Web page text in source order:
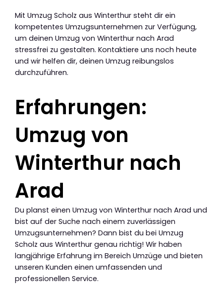
Mit Umzug Scholz aus Winterthur steht dir ein
kompetentes Umzugsunternehmen zur Verfügung,
um deinen Umzug von Winterthur nach Arad
stressfrei zu gestalten. Kontaktiere uns noch heute
und wir helfen dir, deinen Umzug reibungslos
durchzuführen.
Erfahrungen:
Umzug von
Winterthur nach
Arad
Du planst einen Umzug von Winterthur nach Arad und
bist auf der Suche nach einem zuverlässigen
Umzugsunternehmen? Dann bist du bei Umzug
Scholz aus Winterthur genau richtig! Wir haben
langjährige Erfahrung im Bereich Umzüge und bieten
unseren Kunden einen umfassenden und
professionellen Service.